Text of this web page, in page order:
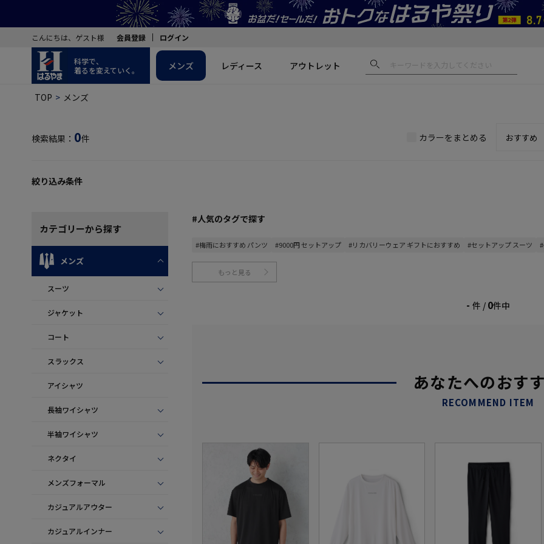
こんにちは、ゲスト様 会員登録 ログイン
科学で、
着るを変えていく。
メンズ レディース アウトレット
TOP メンズ
検索結果： 0件 カラーをまとめる
絞り込み条件
カテゴリーから探す
メンズ
スーツ
ジャケット
コート
スラックス
アイシャツ
長袖ワイシャツ
半袖ワイシャツ
ネクタイ
メンズフォーマル
カジュアルアウター
カジュアルインナー
#人気のタグで探す
#梅雨におすすめ パンツ #9000円 セットアップ #リカバリーウェア ギフトにおすすめ #セットアップ スーツ
もっと見る
- 件 / 0件中
あなたへのおす
RECOMMEND ITEM